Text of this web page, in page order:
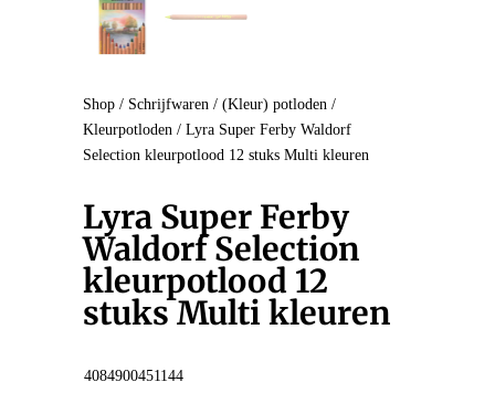
Shop/ Schrijfwaren / (Kleur) potloden /
Kleurpotloden / Lyra Super Ferby Waldorf
Selection kleurpotlood 12 stuks Multi kleuren
Lyra Super Ferby
Waldorf Selection
kleurpotlood 12
stuks Multi kleuren
4084900451144